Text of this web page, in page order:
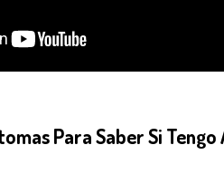
Para Saber Si